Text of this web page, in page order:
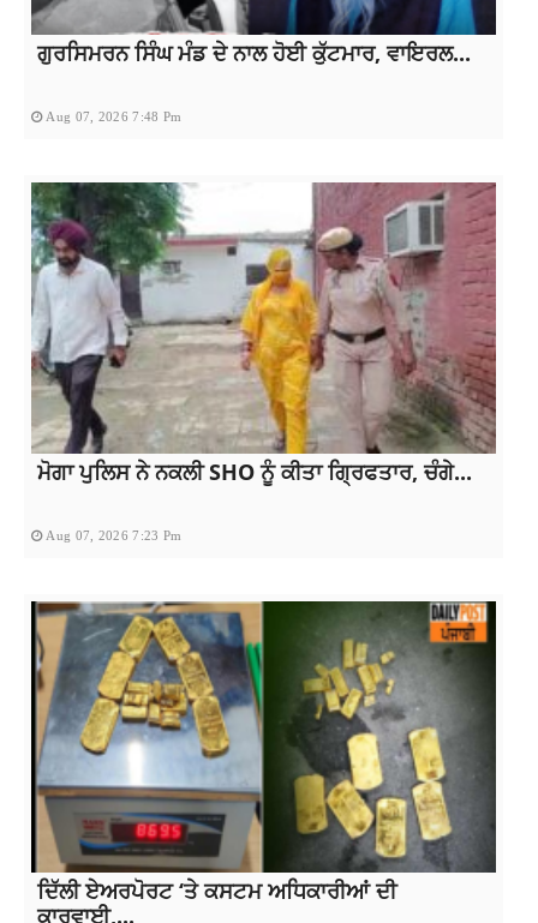
ਗੁਰਸਿਮਰਨ ਸਿੰਘ ਮੰਡ ਦੇ ਨਾਲ ਹੋਈ ਕੁੱਟਮਾਰ, ਵਾਇਰਲ...
Aug 07, 2026 7:48 Pm
ਮੋਗਾ ਪੁਲਿਸ ਨੇ ਨਕਲੀ SHO ਨੂੰ ਕੀਤਾ ਗ੍ਰਿਫਤਾਰ, ਚੰਗੇ...
Aug 07, 2026 7:23 Pm
ਦਿੱਲੀ ਏਅਰਪੋਰਟ ‘ਤੇ ਕਸਟਮ ਅਧਿਕਾਰੀਆਂ ਦੀ
ਕਾਰਵਾਈ,...